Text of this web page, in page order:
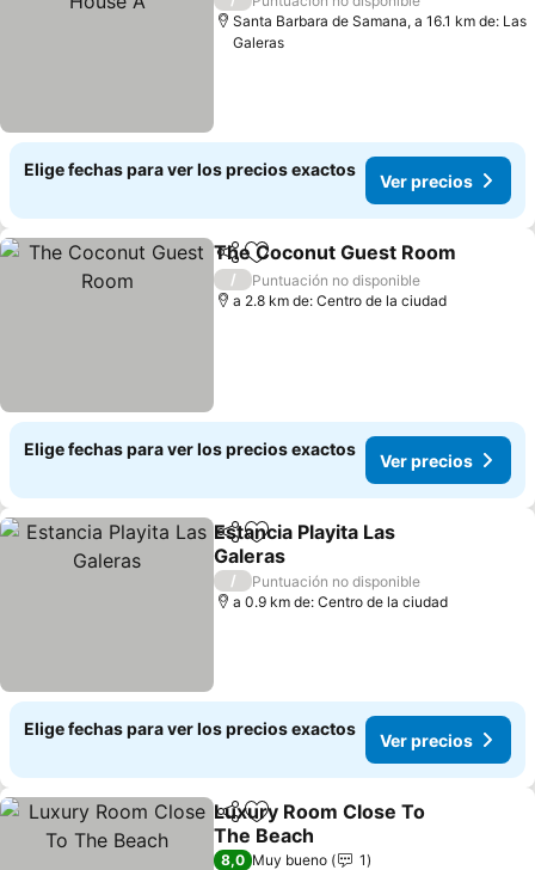
Santa Barbara de Samana, a 16.1 km de: Las
Galeras
Elige fechas para ver los precios exactos
Ver precios
Compartir
Agregar a favoritos
The Coconut Guest Room
/
Puntuación no disponible
a 2.8 km de: Centro de la ciudad
Elige fechas para ver los precios exactos
Ver precios
CompartirAgregar a favoritos
Estancia Playita Las
Galeras
/
Puntuación no disponible
a 0.9 km de: Centro de la ciudad
Elige fechas para ver los precios exactos
Ver precios
CompartirAgregar a favoritos
Luxury Room Close To
The Beach
8,0 Muy bueno
1